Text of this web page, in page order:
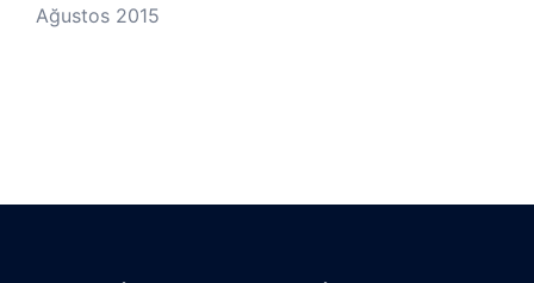
Ağustos 2015